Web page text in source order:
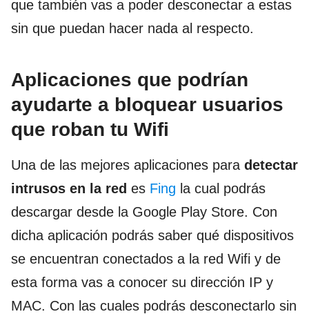
que también vas a poder desconectar a estas
sin que puedan hacer nada al respecto.
Aplicaciones que podrían
ayudarte a bloquear usuarios
que roban tu Wifi
Una de las mejores aplicaciones para detectar
intrusos en la red es Fing la cual podrás
descargar desde la Google Play Store. Con
dicha aplicación podrás saber qué dispositivos
se encuentran conectados a la red Wifi y de
esta forma vas a conocer su dirección IP y
MAC. Con las cuales podrás desconectarlo sin